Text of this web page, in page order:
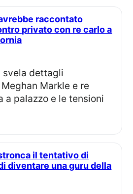
privato con re carlo a
Markle e re
a palazzo e le tensioni
diventare una guru della